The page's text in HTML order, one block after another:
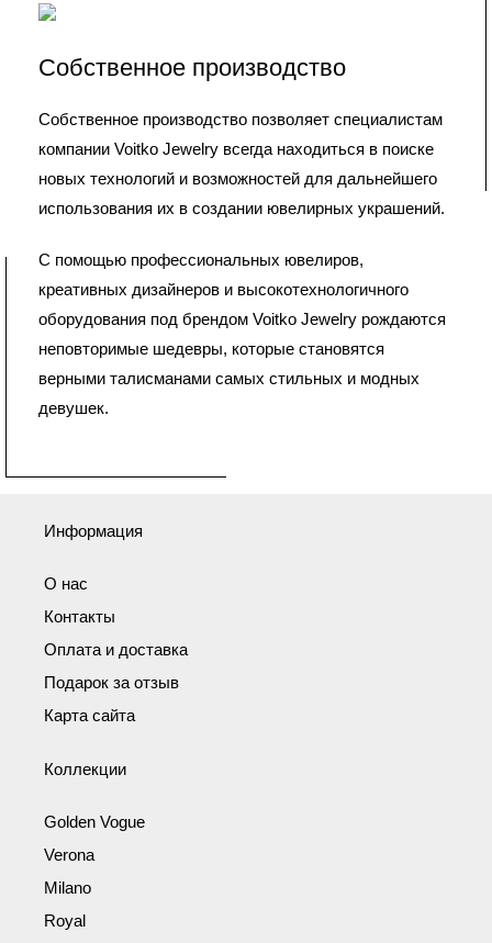
Собственное производство
Собственное производство позволяет специалистам
компании Voitko Jewelry всегда находиться в поиске
новых технологий и возможностей для дальнейшего
использования их в создании ювелирных украшений.
С помощью профессиональных ювелиров,
креативных дизайнеров и высокотехнологичного
оборудования под брендом Voitko Jewelry рождаются
неповторимые шедевры, которые становятся
верными талисманами самых стильных и модных
девушек.
Информация
О нас
Контакты
Оплата и доставка
Подарок за отзыв
Карта сайта
Коллекции
Golden Vogue
Verona
Milano
Royal